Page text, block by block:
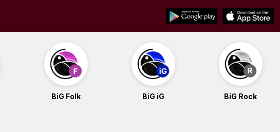
BiG Folk BiG iG BiG Rock